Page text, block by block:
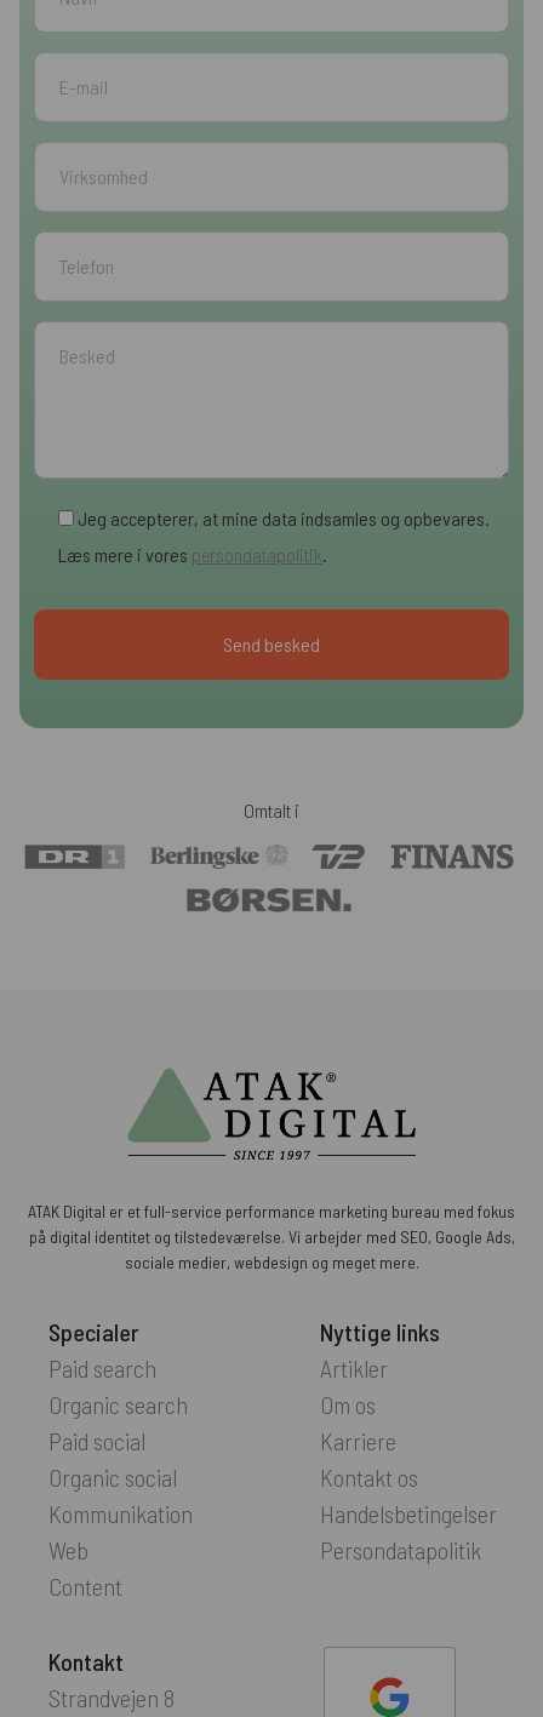
Jeg accepterer, at mine data indsamles og opbevares.
Læs mere i vores persondatapolitik
Omtalt i
ATAK Digital er et full-service performance marketing bureau med fokus
på digital identitet og tilstedeværelse. Vi arbejder med SEO, Google Ads,
sociale medier, webdesign og meget mere.
Kontakt
Strandvejen 8
Specialer
Paid search
Organic search
Paid social
Organic social
Kommunikation
Web
Content
Nyttige links
Artikler
Om os
Karriere
Kontakt os
Handelsbetingelser
Persondatapolitik